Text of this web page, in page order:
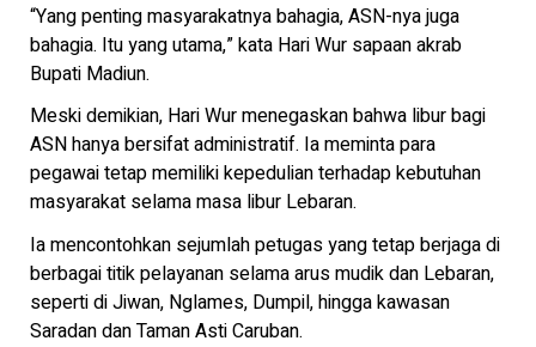
“Yang penting masyarakatnya bahagia, ASN-nya juga
bahagia. Itu yang utama,” kata Hari Wur sapaan akrab
Bupati Madiun.
Meski demikian, Hari Wur menegaskan bahwa libur bagi
ASN hanya bersifat administratif. Ia meminta para
pegawai tetap memiliki kepedulian terhadap kebutuhan
masyarakat selama masa libur Lebaran.
Ia mencontohkan sejumlah petugas yang tetap berjaga di
berbagai titik pelayanan selama arus mudik dan Lebaran,
seperti di Jiwan, Nglames, Dumpil, hingga kawasan
Saradan dan Taman Asti Caruban.